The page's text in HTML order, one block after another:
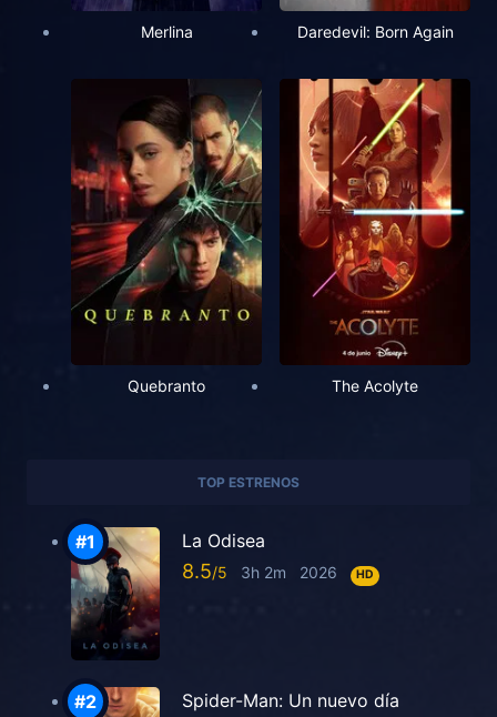
Merlina Daredevil: Born Again
Quebranto The Acolyte
TOP ESTRENOS
La Odisea
8.5 3h 2m 2026 HD
Spider-Man: Un nuevo día